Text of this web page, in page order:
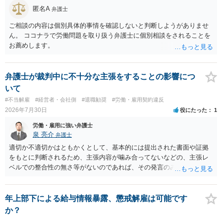
費・未回収費用のみ」に限定する、などが典型です。 ・弁護士に契約
前に契約書の内容をレビューしてもらう価値は十分にあると思われま
す。 争点は、契約類型が雇用か業務委託か、実態として労働者性があ
るか、解除事由が双方にどう定められているか、違約金の算定根拠が
合理的か、という複数論点に分かれます。契約前なら、交渉のパワー
コストを抑えやすいので、資料等を持参の上弁護士に確認されること
をお勧めします。 ・事務所側の解除でも、解除理由によってはタレン
ト側に損害賠償が発生する建付けになっていることはあります。ただ
し、事務所側が一方的に解除したのにタレントへ違約金を課す設計
は、合理性や対価性を欠くとして争いやすいです。逆に、タレント側
の重大な契約違反がある場合は、実損害の範囲で請求される可能性は
あります。
匿名A 弁護士
ご相談の内容は個別具体的事情を確認しないと判断しようがありませ
ん。 ココナラで労働問題を取り扱う弁護士に個別相談をされることを
お薦めします。
弁護士が裁判中に不十分な主張をすることの影響につ
いて
#不当解雇 #経営者・会社側 #退職勧奨 #労働・雇用契約違反
2026年7月30日 役にたった 1
労働・雇用に強い弁護士
泉 亮介 弁護士
適切か不適切かはともかくとして、基本的には提出された書面や証拠
をもとに判断されるため、主張内容が噛み合ってないなどの、主張レ
ベルでの整合性の無さ等がないのであれば、その発言のみで大きく不
年上部下による給与情報暴露、懲戒解雇は可能です
か？